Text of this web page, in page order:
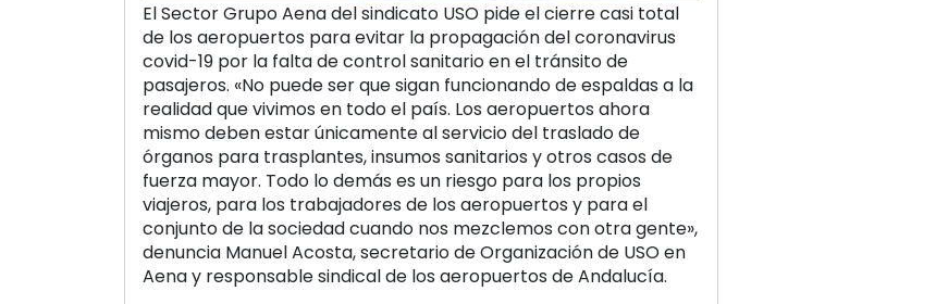
El Sector Grupo Aena del sindicato USO pide el cierre casi total
de los aeropuertos para evitar la propagación del coronavirus
covid-19 por la falta de control sanitario en el tránsito de
pasajeros. «No puede ser que sigan funcionando de espaldas a la
realidad que vivimos en todo el país. Los aeropuertos ahora
mismo deben estar únicamente al servicio del traslado de
órganos para trasplantes, insumos sanitarios y otros casos de
fuerza mayor. Todo lo demás es un riesgo para los propios
viajeros, para los trabajadores de los aeropuertos y para el
conjunto de la sociedad cuando nos mezclemos con otra gente»,
denuncia Manuel Acosta, secretario de Organización de USO en
Aena y responsable sindical de los aeropuertos de Andalucía.